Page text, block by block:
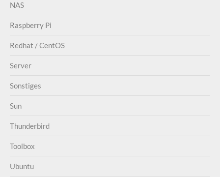
NAS
Raspberry Pi
Redhat / CentOS
Server
Sonstiges
Sun
Thunderbird
Toolbox
Ubuntu